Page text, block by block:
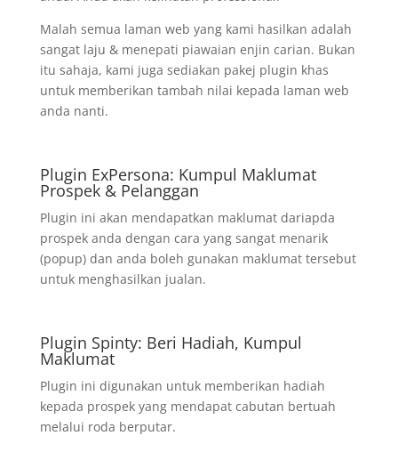
Malah semua laman web yang kami hasilkan adalah
sangat laju & menepati piawaian enjin carian. Bukan
itu sahaja, kami juga sediakan pakej plugin khas
untuk memberikan tambah nilai kepada laman web
anda nanti.
Plugin ExPersona: Kumpul Maklumat
Prospek & Pelanggan
Plugin ini akan mendapatkan maklumat dariapda
prospek anda dengan cara yang sangat menarik
(popup) dan anda boleh gunakan maklumat tersebut
untuk menghasilkan jualan.
Plugin Spinty: Beri Hadiah, Kumpul
Maklumat
Plugin ini digunakan untuk memberikan hadiah
kepada prospek yang mendapat cabutan bertuah
melalui roda berputar.